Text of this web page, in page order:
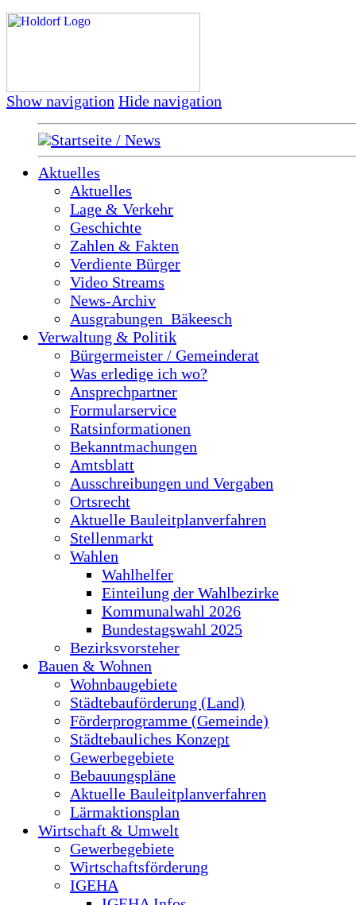
Show navigation Hide navigation
Startseite / News
Aktuelles
Aktuelles
Lage & Verkehr
Geschichte
Zahlen & Fakten
Verdiente Bürger
Video Streams
News-Archiv
Ausgrabungen_Bäkeesch
Verwaltung & Politik
Bürgermeister / Gemeinderat
Was erledige ich wo?
Ansprechpartner
Formularservice
Ratsinformationen
Bekanntmachungen
Amtsblatt
Ausschreibungen und Vergaben
Ortsrecht
Aktuelle Bauleitplanverfahren
Stellenmarkt
Wahlen
Wahlhelfer
Einteilung der Wahlbezirke
Kommunalwahl 2026
Bundestagswahl 2025
Bezirksvorsteher
Bauen & Wohnen
Wohnbaugebiete
Städtebauförderung (Land)
Förderprogramme (Gemeinde)
Städtebauliches Konzept
Gewerbegebiete
Bebauungspläne
Aktuelle Bauleitplanverfahren
Lärmaktionsplan
Wirtschaft & Umwelt
Gewerbegebiete
Wirtschaftsförderung
IGEHA